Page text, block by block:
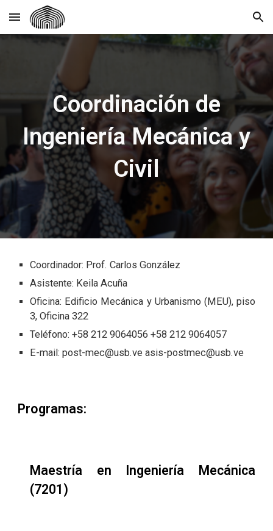
Skip to main content Skip to navigation
Coordinación de
Ingeniería Mecánica y
Civil
Coordinador: Prof.Carlos González
Asistente: Keila Acuña
Oficina: Edificio Mecánica y Urbanismo (MEU), piso
3, Oficina 322
Teléfono: +58 212 9064056 +58 212 9064057
E-mail:post-mec@usb.ve asis-postmec@usb.ve
Programas:
Maestría en Ingeniería Mecánica
(7201)